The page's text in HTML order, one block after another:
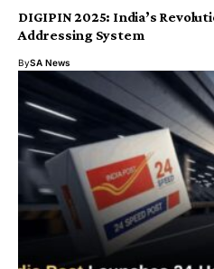
DIGIPIN 2025: India’s
Addressing System
BySA News